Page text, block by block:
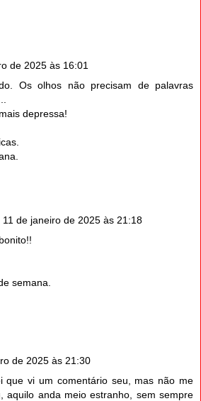
de 2025 às 16:01
Os olhos não precisam de palavras
depressa!
11 de janeiro de 2025 às 21:18
semana.
de 2025 às 21:30
que vi um comentário seu, mas não me
aquilo anda meio estranho, sem sempre